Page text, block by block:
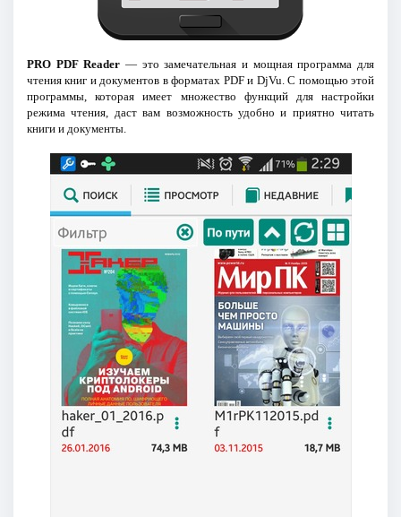
PRO PDF Reader — это замечательная и мощная программа для
чтения книг и документов в форматах PDF и DjVu. С помощью этой
программы, которая имеет множество функций для настройки
режима чтения, даст вам возможность удобно и приятно читать
книги и документы.